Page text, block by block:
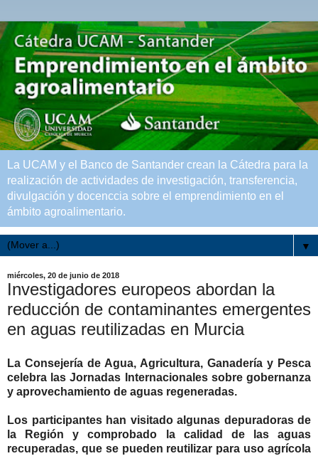
La UCAM y el Banco de Santander crean la Cátedra para la
realización de actividades de investigación, transferencia,
divulgación y docenccia sobre el emprendimiento en el
ámbito agroalimentario.
▼
miércoles, 20 de junio de 2018
Investigadores europeos abordan la
reducción de contaminantes emergentes
en aguas reutilizadas en Murcia
La Consejería de Agua, Agricultura, Ganadería y Pesca
celebra las Jornadas Internacionales sobre gobernanza
y aprovechamiento de aguas regeneradas.
Los participantes han visitado algunas depuradoras de
la Región y comprobado la calidad de las aguas
recuperadas, que se pueden reutilizar para uso agrícola